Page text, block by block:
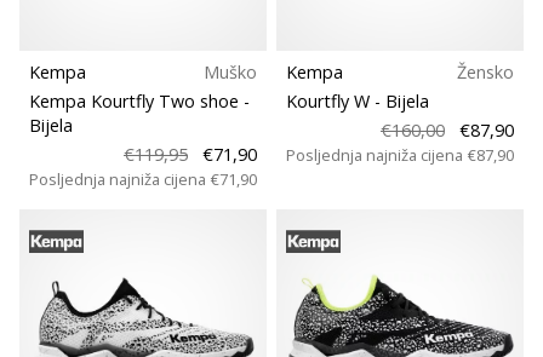
11. 8. 2022
•
1 min. čitanja
Postani
ambasadorom
našeg
brenda
za
odbojku
Pozicija
Kalup
Održivost
Kempa
Muško
Kempa Kourtfly Two shoe -
Bijela
€119,95
€71,90
Posljednja najniža cijena €71,90
Kempa
Žensko
Kourtfly W - Bijela
€160,00
€87,90
Posljednja najniža cijena €87,90